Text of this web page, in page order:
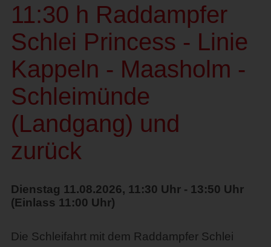
11:30 h Raddampfer
Schlei Princess - Linie
Kappeln - Maasholm -
Schleimünde
(Landgang) und
zurück
Dienstag 11.08.2026, 11:30 Uhr - 13:50 Uhr
(Einlass 11:00 Uhr)
Die Schleifahrt mit dem Raddampfer Schlei